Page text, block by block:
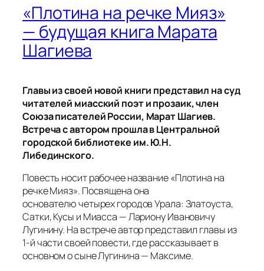
«Плотина на речке Мияз»
— будущая книга Марата
Шагиева
Главы из своей новой книги представил на суд
читателей миасский поэт и прозаик, член
Союза писателей России, Марат Шагиев.
Встреча с автором прошла в Центральной
городской библиотеке им. Ю.Н.
Либединского.
Повесть носит рабочее название «Плотина на
речке Мияз». Посвящена она
основателю четырех городов Урала: Златоуста,
Сатки, Кусы и Миасса — Лариону Ивановичу
Лугинину. На встрече автор представил главы из
1-й части своей повести, где рассказывает в
основном о сыне Лугинина — Максиме.